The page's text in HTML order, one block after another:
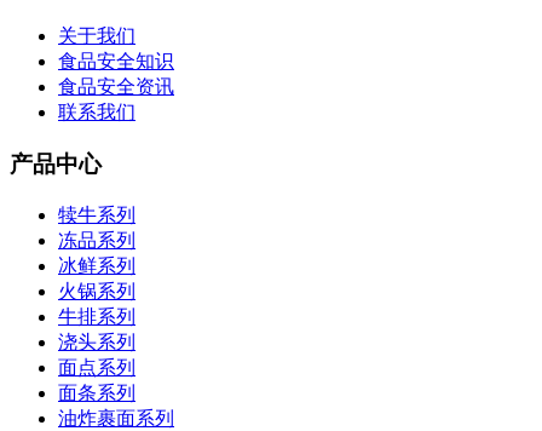
关于我们
食品安全知识
食品安全资讯
联系我们
产品中心
犊牛系列
冻品系列
冰鲜系列
火锅系列
牛排系列
浇头系列
面点系列
面条系列
油炸裹面系列